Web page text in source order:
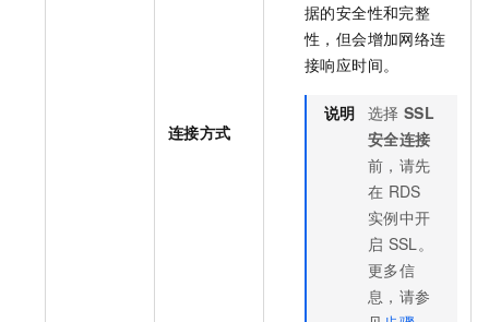
连接方式
据的安全性和完整
性，但会增加网络连
接响应时间。
说明 选择 SSL
安全连接
前，请先
在 RDS
实例中开
启 SSL。
更多信
息，请参